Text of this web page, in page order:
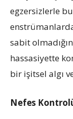
egzersizlerle
sabit
hassasiyette
bir işitsel algı
Nefes